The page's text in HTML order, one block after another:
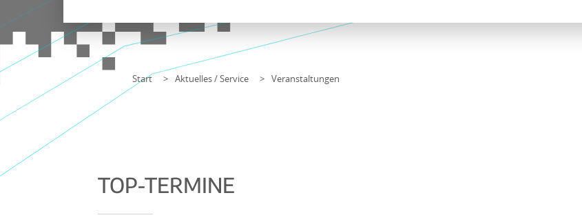
Start Aktuelles / Service Veranstaltungen
TOP-TERMINE